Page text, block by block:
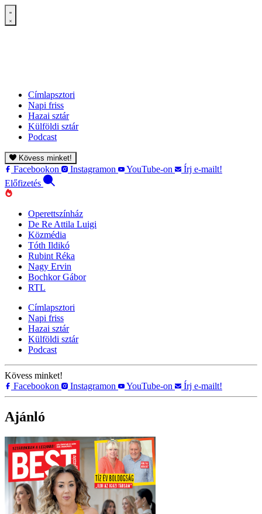
Címlapsztori
Napi friss
Hazai sztár
Külföldi sztár
Podcast
Kövess minket!
Facebookon Instagramon YouTube-on
Írj e-mailt!
Előfizetés
Operettszínház
De Re Attila Luigi
Közmédia
Tóth Ildikó
Rubint Réka
Nagy Ervin
Bochkor Gábor
RTL
Címlapsztori
Napi friss
Hazai sztár
Külföldi sztár
Podcast
Kövess minket!
Facebookon
Instagramon YouTube-on Írj e-mailt!
Ajánló